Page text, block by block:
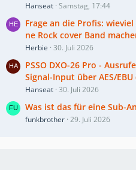
Hanseat Samstag, 17:44
Frage an die Profis:
ne Rock cover Band
Herbie 30. Juli 2026
PSSO DXO-26 Pro -
Signal-Input über AES/
Hanseat 30. Juli 2026
Was ist das für eine Sub-
funkbrother 29. Juli 2026